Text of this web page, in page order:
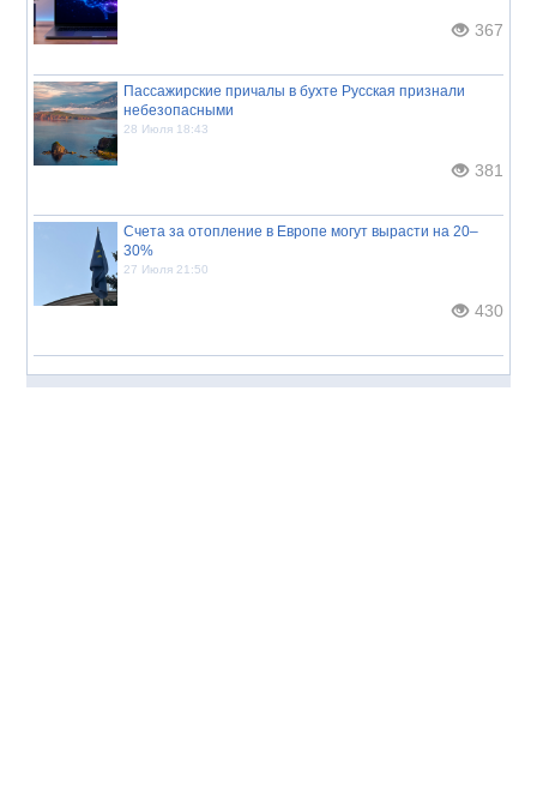
367
Пассажирские причалы в бухте Русская признали
небезопасными
28 Июля 18:43
381
Счета за отопление в Европе могут вырасти на 20–
30%
27 Июля 21:50
430